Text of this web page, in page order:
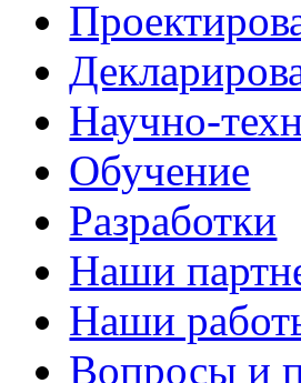
Научно-
Обучение
Разработки
Наши
Наши
Вопросы и